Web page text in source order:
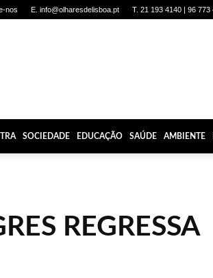
nos E. info@olharesdelisboa.pt T. 21 193 4140 | 96 773
SOCIEDADE EDUCAÇÃO SAÚDE AMBIENTE
REGRESSA